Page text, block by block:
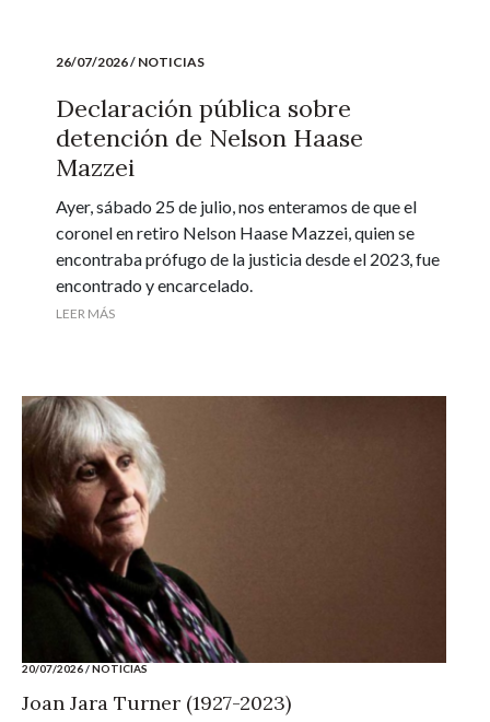
26/07/2026/ NOTICIAS
Declaración pública sobre
detención de Nelson Haase
Mazzei
Ayer, sábado 25 de julio, nos enteramos de que el
coronel en retiro Nelson Haase Mazzei, quien se
encontraba prófugo de la justicia desde el 2023, fue
encontrado y encarcelado.
LEER MÁS
20/07/2026/NOTICIAS
Joan Jara Turner (1927-2023)